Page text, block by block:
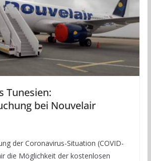
Tunesien:
bei Nouvelair
der Coronavirus-Situation (COVID-
die Möglichkeit der kostenlosen